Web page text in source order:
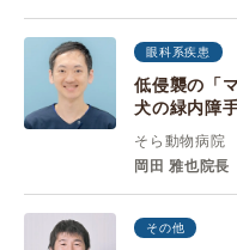
眼科系疾患
低侵襲の「
犬の緑内障
そら動物病院
岡田 雅也院長
その他